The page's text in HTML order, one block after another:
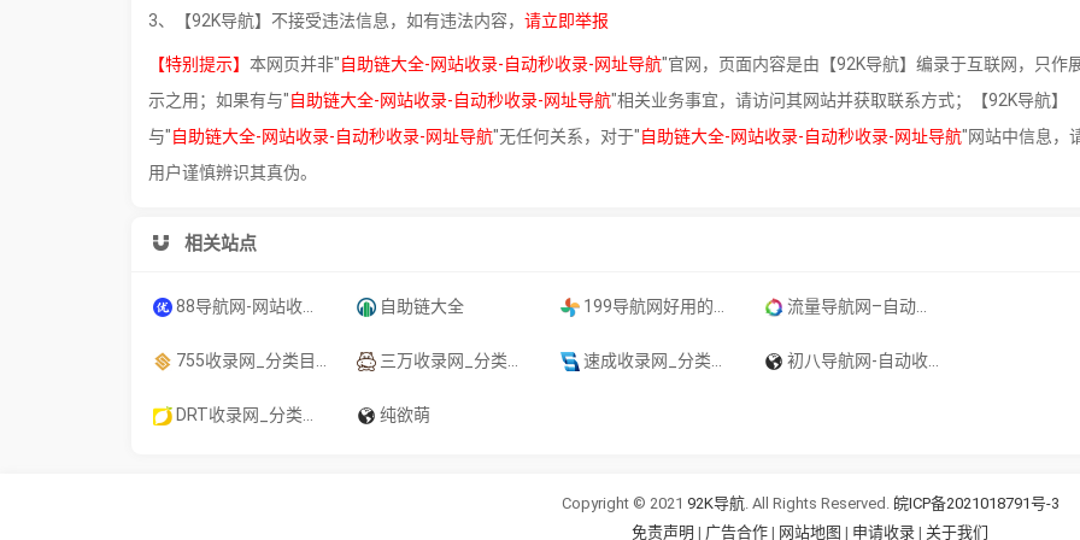
3、【92K导航】不接受违法信息，如有违法内容， 请立即举报
【特别提示】 本网页并非"自助链大全-网站收录-自动秒收录-网址导航"官网，页面内容是由【92K导航】编录于互联网，只作
示之用；如果有与"自助链大全-网站收录-自动秒收录-网址导航"相关业务事宜，请访问其网站并获取联系方式；【92K导航】
与"自助链大全-网站收录-自动秒收录-网址导航"无任何关系，对于"自助链大全-网站收录-自动秒收录-网址导航"网站中信息，
用户谨慎辨识其真伪。
相关站点
88导航网-网站收录-网址收录-网址导航-收录网站-自助广告系统 自助链大全 199导航网好用的综合网址大全 流量导航网–自动收录–最懂你的导航网站
755收录网_分类目录网_免费网站目录_网站收录_网址提交_免费收录网站 三万收录网_分类目录网_免费网站目录_网站收录_网址提交_免费收录网站 速成收录网_分类目录网_免费网站目录_网站收录_网址提交_免费收录网站 初八导航网-自动收录-最懂你的导航网站
DRT收录网_分类目录网_免费网站目录_网站收录_网址提交_免费收录网站 纯欲萌
Copyright © 2021 92K导航. All Rights Reserved. 皖ICP备2021018791号-3
免责声明 | 广告合作 | 网站地图 | 申请收录 | 关于我们